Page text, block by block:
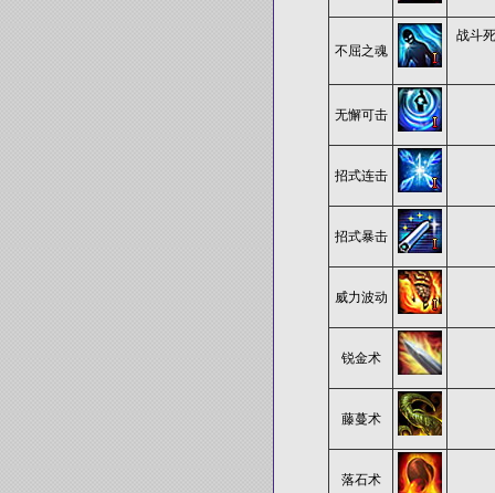
不屈之魂
战斗
无懈可击
招式连击
招式暴击
威力波动
锐金术
藤蔓术
落石术